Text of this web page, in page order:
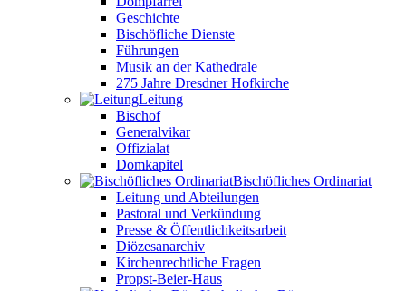
Geschichte
Bischöfliche Dienste
Führungen
Musik an der Kathedrale
275 Jahre Dresdner Hofkirche
Leitung
Bischof
Generalvikar
Offizialat
Domkapitel
Bischöfliches Ordinariat
Leitung und Abteilungen
Pastoral und Verkündung
Presse & Öffentlichkeitsarbeit
Diözesanarchiv
Kirchenrechtliche Fragen
Propst-Beier-Haus